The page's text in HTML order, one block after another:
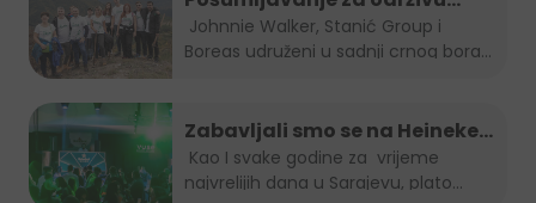
budućnost
Boreas udruženi u sadnji crnog bora...
Zabavljali smo se na Heineken
Summer lounge-u
najvrelijih dana u Sarajevu, plato...